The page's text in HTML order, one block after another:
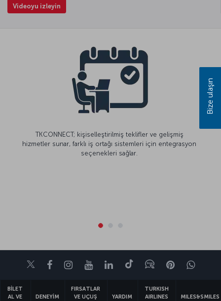
Videoyu izleyin
TKCONNECT; kişiselleştirilmiş teklifler ve gelişmiş
hizmetler sunar, farklı iş ortağı sistemleri için entegrasyon
seçenekleri sağlar.
TwitterFacebookInstagram
YoutubeLinkedIn
TiktokBlogPinterest
BİLET
AL VE
DENEYİM
FIRSATLAR
VE UÇUŞ
YARDIM
TURKISH
AIRLINES
MILES&SMILES
Bize ulaşın